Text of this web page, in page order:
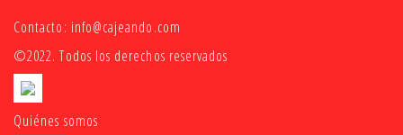
Contacto: info@cajeando.com
©2022. Todos los derechos reservados
Quiénes somos